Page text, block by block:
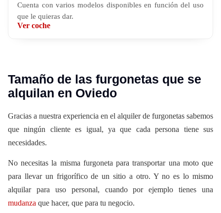
Cuenta con varios modelos disponibles en función del uso
que le quieras dar.
Ver coche
Tamaño de las furgonetas que se
alquilan en Oviedo
Gracias a nuestra experiencia en el alquiler de furgonetas sabemos
que ningún cliente es igual, ya que cada persona tiene sus
necesidades.
No necesitas la misma furgoneta para transportar una moto que
para llevar un frigorífico de un sitio a otro. Y no es lo mismo
alquilar para uso personal, cuando por ejemplo tienes una
mudanza que hacer, que para tu negocio.